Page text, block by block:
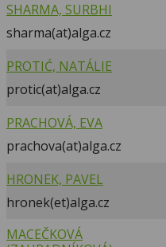
SHARMA, SURBHI
sharma(at)alga.cz
PROTIĆ, NATÁLIE
protic(at)alga.cz
PRACHOVÁ, EVA
prachova(at)alga.cz
HRONEK, PAVEL
hronek(et)alga.cz
MACEČKOVÁ